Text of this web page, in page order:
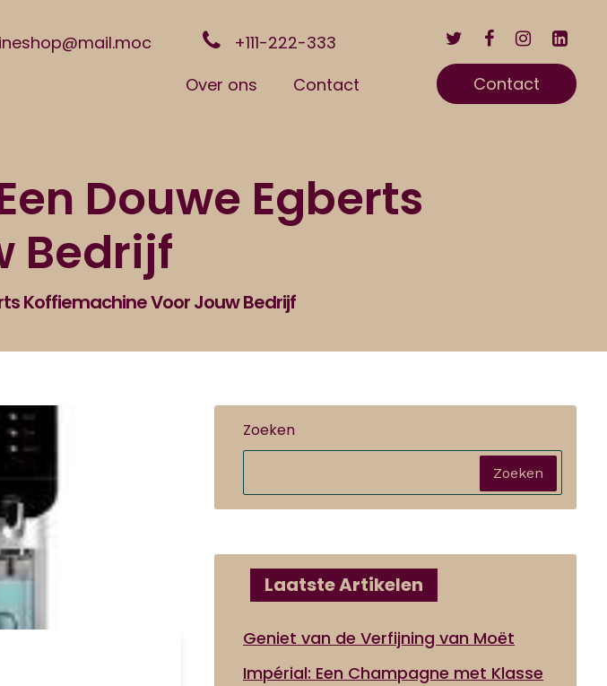
+111-222-333
Over ons
Contact Contact
Douwe Egberts
Bedrijf
Koffiemachine Voor Jouw Bedrijf
Zoeken
Zoeken
Laatste Artikelen
Geniet van de Verfijning van Moët
Impérial: Een Champagne met Klasse